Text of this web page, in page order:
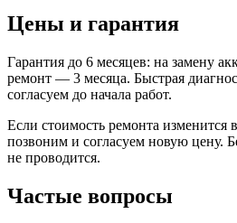
Цены и гарантия
Гарантия до 6 месяцев: на замену
ремонт — 3 месяца. Быстрая
согласуем до начала работ.
Если стоимость ремонта
позвоним и согласуем новую цену.
не проводится.
Частые вопросы